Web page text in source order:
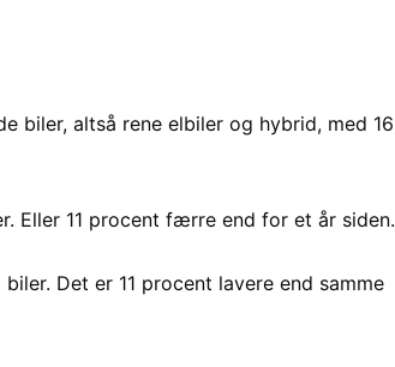
biler, altså rene elbiler og hybrid, med 16
Eller 11 procent færre end for et år siden.
Det er 11 procent lavere end samme